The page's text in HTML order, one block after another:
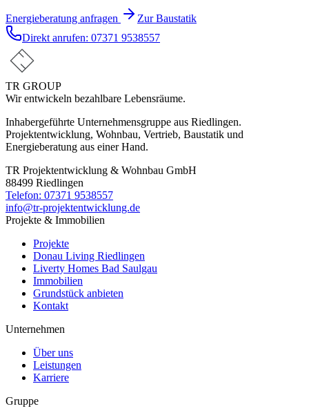
Energieberatung anfragen
Zur Baustatik
Direkt anrufen: 07371 9538557
TR GROUP
Wir entwickeln bezahlbare Lebensräume.
Inhabergeführte Unternehmensgruppe aus Riedlingen.
Projektentwicklung, Wohnbau, Vertrieb, Baustatik und
Energieberatung aus einer Hand.
TR Projektentwicklung & Wohnbau GmbH
88499 Riedlingen
Telefon: 07371 9538557
info@tr-projektentwicklung.de
Projekte & Immobilien
Projekte
Donau Living Riedlingen
Liverty Homes Bad Saulgau
Immobilien
Grundstück anbieten
Kontakt
Unternehmen
Über uns
Leistungen
Karriere
Gruppe